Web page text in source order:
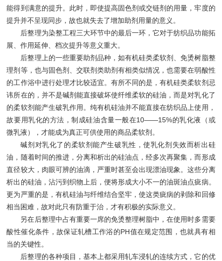
能得到满意的提升。此时，即使提高固色剂或交链剂的用量，牢度的
提升并不呈现同步，故也就失去了增加助剂用量的意义。
后整理为染整工程三大环节中的最后一环，它对于纺织品功能拓
展、作用延伸、档次提升等意义重大。
后整理上的一些重要助剂品种，如有机硅类柔软剂、免烫树脂整
理剂等，也与固色剂、交联剂类助剂有相类似情况，也需要在弱酸性
的工作浴中进行处理才比较适宜。有所不同的是，有机硅类柔软剂忌
讳所在的，并不是碱剂能直接破坏使纤维柔软的硅油，而是对乳化了
的柔软剂能产生破乳作用。纯有机硅油并不能直接在纺织品上使用，
故要用乳化的方法，制成硅油含量一般在10——15%的乳化液（或
微乳液），才能成为真正可供使用的商品柔软剂。
碱剂对乳化了的柔软剂能产生破乳性，使乳化剂失效而析出硅
油，随着时间的推进，分离和析出的硅油点，经多次再聚集，而形成
直径较大，肉眼可辨的油滴，严重时甚至会出现漂油现象。这些分离
析出的硅油，沾污到织物上后，便将形成大小不一的油斑油点疵病。
更为严重的是，有机硅油与纤维结合坚牢，使这类疵病的剥除和回修
相当困难，故对此只有防重于治，才有积极的实际意义。
另在后整理中占有重要一席的免烫整理树脂中，在使用时多需要
酸性催化条件，故保证轧槽工作浴的PH值在规定范围，也就具有相
当的关键性。
后整理的各种项目，基本上都采用轧车浸轧的连续方式，它的优